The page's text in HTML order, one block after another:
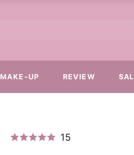
MAKE-UP REVIEW
15